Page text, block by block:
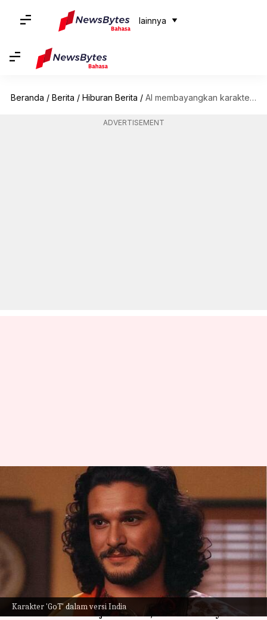
lainnya
Beranda / Berita / Hiburan Berita / AI membayangkan karakter 'GoT' dalam versi India; gambarnya menjadi viral
ADVERTISEMENT
Karakter 'GoT' dalam versi India
AI membayangkan karakter
'GoT' dalam versi India;
gambarnya menjadi viral
Jun 16, 2023 01:12 pm
Sejak aplikasi bertenaga AI mulai menghasilkan
visual di luar imajinasi kita, netizen menyukai